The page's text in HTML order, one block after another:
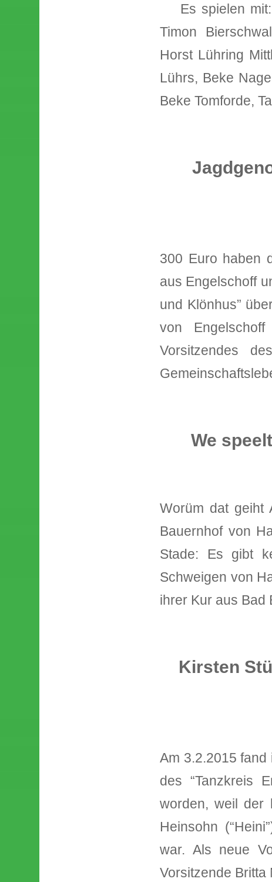
Es spielen mit:
Timon
Horst Lühring
Lührs, Beke
Beke Tomforde,
300 Euro haben
aus Engelschoff
und Klönhus”
von
Vorsitzendes
We
Worüm dat geiht
Bauernhof von
Stade: Es gibt
Schweigen von
ihrer Kur aus
Kirsten
Am 3.2.2015 fand
des “Tanzkreis
worden, weil der
Heinsohn
war. Als neue
Vorsitzende